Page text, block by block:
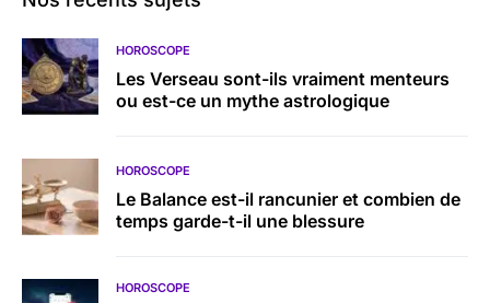
HOROSCOPE
Les Verseau sont-ils vraiment menteurs
ou est-ce un mythe astrologique
HOROSCOPE
Le Balance est-il rancunier et combien de
temps garde-t-il une blessure
HOROSCOPE